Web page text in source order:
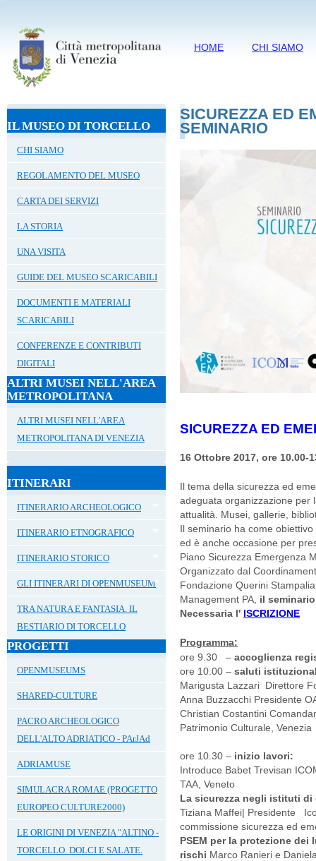
HOME CHI SIAMO
IL MUSEO DI TORCELLO
CHI SIAMO
REGOLAMENTO DEL MUSEO
CARTA DEI SERVIZI
LA STORIA
UNA VISITA
GUIDE DEL MUSEO SCARICABILI
DOCUMENTI E MATERIALI
SCARICABILI
CONFERENZE E CONTRIBUTI
DIGITALI
ALTRI MUSEI NELL'AREA
METROPOLITANA
ALTRI MUSEI NELL'AREA
METROPOLITANA DI VENEZIA
ITINERARI
ITINERARIO ARCHEOLOGICO
ITINERARIO ETNOGRAFICO
ITINERARIO STORICO
GLI ITINERARI DI OPENMUSEUM
TRA NATURA E FANTASIA. IL
BESTIARIO DI TORCELLO
PROGETTI
OPENMUSEUMS
SHARED-CULTURE
PACRO ARCHEOLOGICO
DELL'ALTO ADRIATICO - PArJAd
ADRIAMUSE
SIMULACRA ROMAE (PROGETTO
EUROPEO CULTURE2000)
LE ORIGINI DI VENEZIA "ALTINO -
TORCELLO. DOLCI E SALATE.
SICUREZZA ED
SEMINARIO
SICUREZZA ED
16 Ottobre 2017, ore 10.00-
Il tema della sicurezza ed
adeguata organizzazione per
attualità. Musei, gallerie,
Il seminario ha come
ed è anche occasione per
Piano Sicurezza Emergenza
Organizzato dal
Fondazione Querini
Management PA, il
Necessaria l' ISCRIZIONE
Programma:
ore 9.30 –accoglienza
ore 10.00 –saluti
Marigusta Lazzari Direttore
Anna Buzzacchi Presidente
Christian Costantini
Patrimonio Culturale, Venezia
ore 10.30 – inizio lavori:
Introduce Babet Trevisan
TAA, Veneto
La sicurezza negli istituti di
Tiziana Maffei| Presidente
commissione sicurezza ed
PSEM per la protezione
rischi Marco Ranieri e